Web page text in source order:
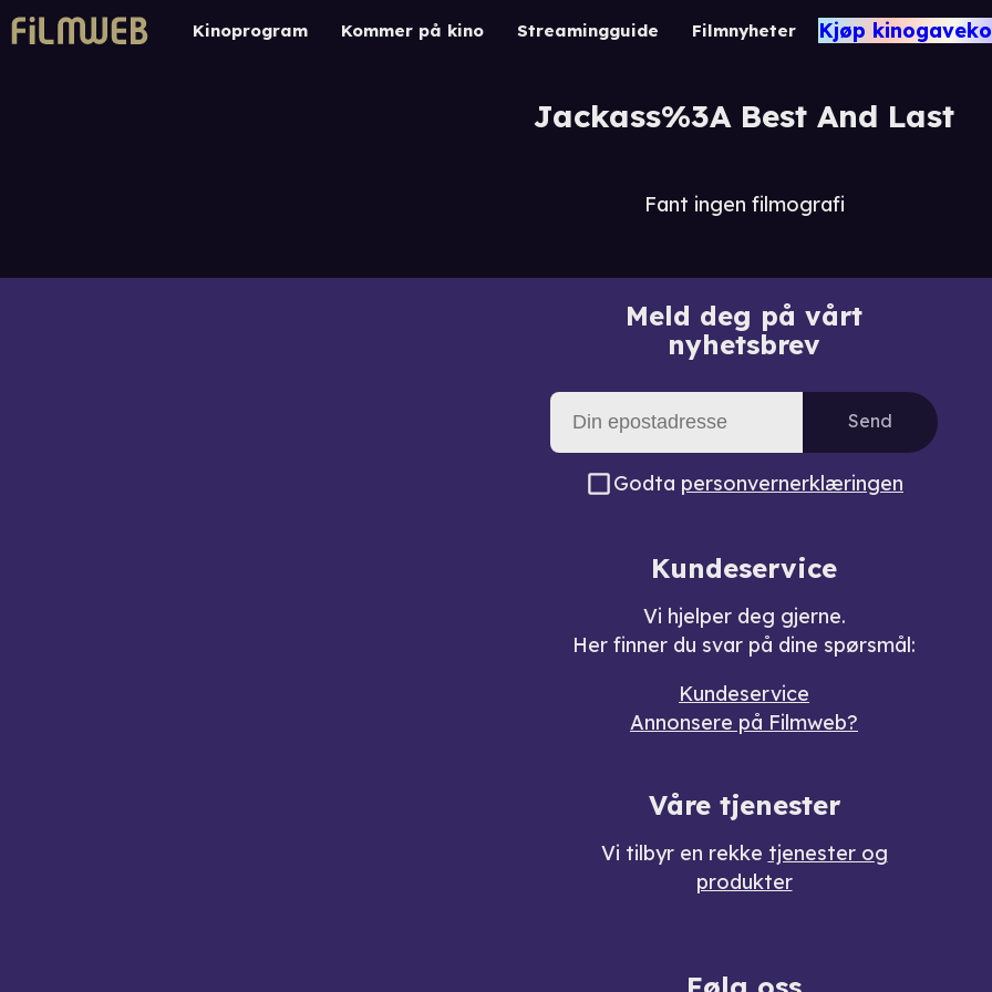
Kinoprogram Kommer på kino Streamingguide Filmnyheter Kjøp
Jackass%3A Best And Last
Fant ingen filmografi
Meld deg på vårt
nyhetsbrev
Send
Godta personvernerklæringen
Kundeservice
Vi hjelper deg gjerne.
Her finner du svar på dine spørsmål:
Kundeservice
Annonsere på Filmweb?
Våre tjenester
Vi tilbyr en rekke tjenester og
produkter